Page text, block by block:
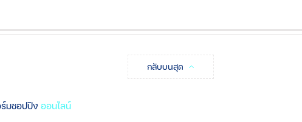
กลับบนสุด
มชอปปิง ออนไลน์